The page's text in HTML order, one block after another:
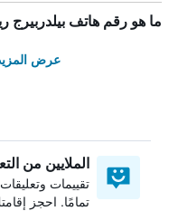
ما هو رقم هاتف بيلدربيرج
عرض
الملايين من
تقييمات
تمامًا. احجز